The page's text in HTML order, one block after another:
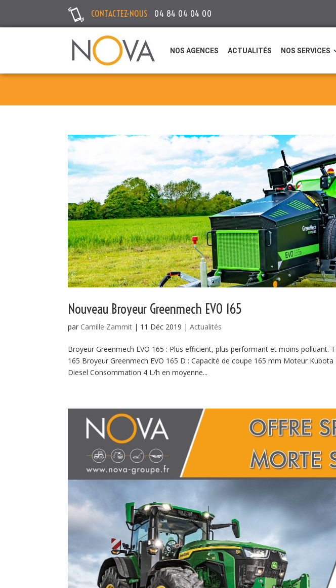
CONTACTEZ-NOUS 04 84 04 04 00
NOS AGENCES ACTUALITÉS NOS SERVICES
Nouveau Broyeur Greenmech EVO 165
par Camille Zammit | 11 Déc 2019 |Actualités
Broyeur Greenmech EVO 165 : Plus efficient, plus performant et moins polluant.
165 Broyeur Greenmech EVO 165 D : Capacité de coupe 165 mm Moteur Kubota
Diesel Consommation 4 L/h en moyenne...